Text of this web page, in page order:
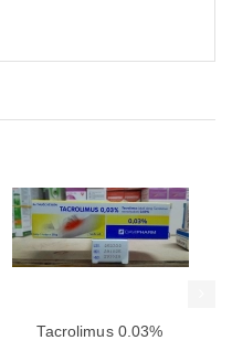
Tacrolimus 0.03%
hàng